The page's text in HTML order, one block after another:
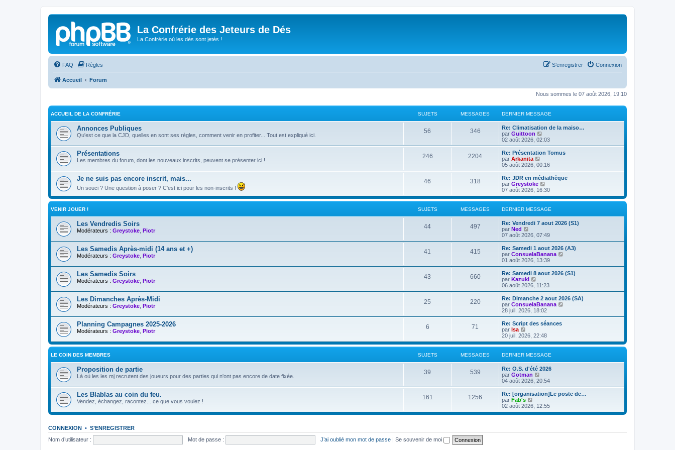
La Confrérie des Jeteurs de Dés
La Confrérie où les dés sont jetés !
FAQ Règles Connexion
S’enregistrer
Accueil Forum
Nous sommes le 07 août 2026, 19:10
ACCUEIL DE LA CONFRÉRIE SUJETS MESSAGES DERNIER MESSAGE
Annonces Publiques
Qu'est ce que la CJD, quelles en sont ses règles, comment venir en profiter... Tout est expliqué ici.
56 346
Re: Climatisation de la maiso…
par Guittoon
o
i
r
e
e
r
n
i
e
m
e
s
a
g
e
02 août 2026, 02:03
Présentations
Les membres du forum, dont les nouveaux inscrits, peuvent se présenter ici !
246 2204
Re: Présentation Tomus
par Arkanita
o
i
r
l
e
e
r
n
i
e
m
e
s
s
a
g
e
05 août 2026, 00:16
Je ne suis pas encore inscrit, mais...
Un souci ? Une question à poser ? C'est ici pour les non-inscrits !
46 318
Re: JDR en médiathèque
par Greystoke
o
i
r
l
e
n
i
e
r
m
e
s
a
g
e
07 août 2026, 16:30
VENIR JOUER ! SUJETS MESSAGES DERNIER MESSAGE
Les Vendredis Soirs
Modérateurs : Greystoke Piotr
44 497
Re: Vendredi 7 aout 2026 (S1)
par Ned
o
i
r
l
e
e
r
n
i
r
m
e
s
s
g
e
07 août 2026, 07:49
Les Samedis Après-midi (14 ans et +)
Modérateurs : Greystoke Piotr
41 415
Re: Samedi 1 aout 2026 (A3)
par ConsuelaBanana
i
r
e
r
s
g
01 août 2026, 13:39
Les Samedis Soirs
Modérateurs : Greystoke Piotr
43 660
Re: Samedi 8 aout 2026 (S1)
par Kazuki
o
i
r
l
e
r
n
i
e
m
e
s
s
a
g
e
06 août 2026, 11:23
Les Dimanches Après-Midi
Modérateurs : Greystoke Piotr
25 220
Re: Dimanche 2 aout 2026 (SA)
par ConsuelaBanana
i
e
i
e
s
g
28 juil. 2026, 18:02
Planning Campagnes 2025-2026
Modérateurs : Greystoke Piotr
6 71
Re: Script des séances
par Isa
o
i
r
l
e
r
n
i
e
r
m
e
a
20 juil. 2026, 22:48
LE COIN DES MEMBRES SUJETS MESSAGES DERNIER MESSAGE
Proposition de partie
Là où les les mj recrutent des joueurs pour des parties qui n'ont pas encore de date fixée.
39 539
Re: O.S. d'été 2026
par Gotman
o
i
r
e
e
i
04 août 2026, 20:54
Les Blablas au coin du feu.
Vendez, échangez, racontez... ce que vous voulez !
161 1256
Re: [organisation]Le poste de…
par Fab's
o
i
02 août 2026, 12:55
CONNEXION • S’ENREGISTRER
Nom d’utilisateur :
Mot de passe : J’ai oublié mon mot de passe | Se souvenir de moi